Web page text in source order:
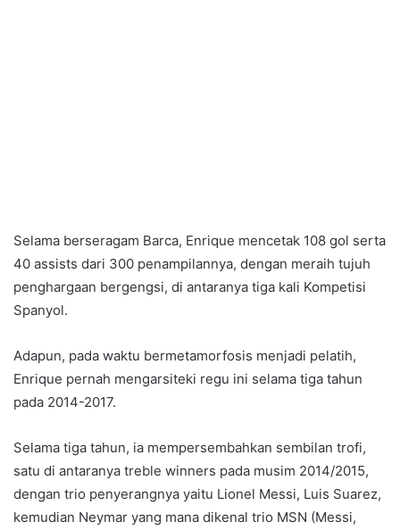
Selama berseragam Barca, Enrique mencetak 108 gol serta
40 assists dari 300 penampilannya, dengan meraih tujuh
penghargaan bergengsi, di antaranya tiga kali Kompetisi
Spanyol.
Adapun, pada waktu bermetamorfosis menjadi pelatih,
Enrique pernah mengarsiteki regu ini selama tiga tahun
pada 2014-2017.
Selama tiga tahun, ia mempersembahkan sembilan trofi,
satu di antaranya treble winners pada musim 2014/2015,
dengan trio penyerangnya yaitu Lionel Messi, Luis Suarez,
kemudian Neymar yang mana dikenal trio MSN (Messi,